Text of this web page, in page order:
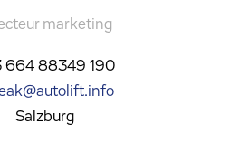
marketing
664 88349 190
Salzburg